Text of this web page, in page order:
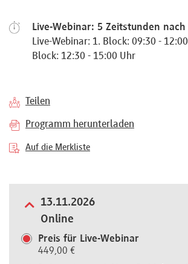
Referenten
Kontakt
Preisvorteile
Live-Webinar: 5 Zeitstunden nach
Live-Webinar: 1. Block: 09:30 -
Block: 12:30 - 15:00 Uhr
Teilen
Programm herunterladen
Auf die Merkliste
13.11.2026
Online
Preis für Live-Webinar
449,00 €